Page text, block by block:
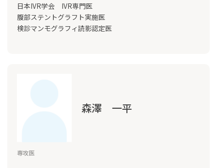
日本IVR学会 IVR専門医
腹部ステントグラフト実施医
検診マンモグラフィ読影認定医
森澤 一平
専攻医